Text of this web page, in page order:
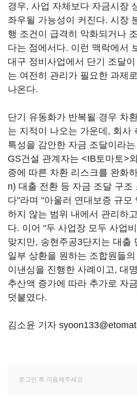
경우, 사업 자체보다 자금시장
좌우될 가능성이 커진다. 시장
행 조건이 급격히 악화되거나
다는 점에서다. 이런 맥락에서
대구 정비사업에서 단기 조달
는 여전히 관리가 필요한 과제
나온다.
단기 유동화가 반복될 경우 차
는 지적이 나오는 가운데, 회사
특성을 감안한 자금 조달이라
GS건설 관계자는 <IB토마토>
증에 따른 차환 리스크를 완화
n) 대출 전환 등 자금 조달 구조
다"라며 "아울러 연대보증 규모
하지 않는 범위 내에서 관리하
다. 이어 "두 사업장 모두 사업
맞지만, 송현주공3단지는 대출
일부 상환을 원하는 조합원들
이낸싱을 진행한 사례이고, 대
추산액 증가에 따라 추가로 자
덧붙였다.
김소윤 기자